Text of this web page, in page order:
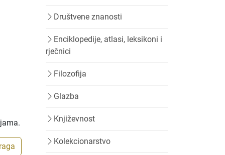
Društvene znanosti
Enciklopedije, atlasi, leksikoni i
rječnici
Filozofija
Glazba
Književnost
Kolekcionarstvo